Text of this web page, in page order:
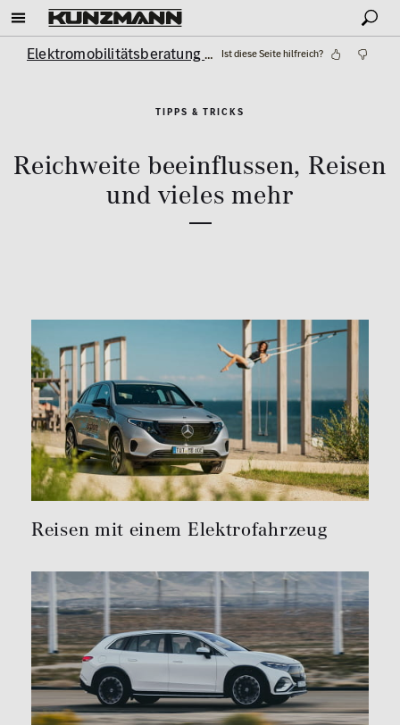
Elektromobilitätsberatung Tipps & Tricks
Ist diese Seite hilfreich?
TIPPS & TRICKS
Reichweite beeinflussen, Reisen
und vieles mehr
Reisen mit einem Elektrofahrzeug